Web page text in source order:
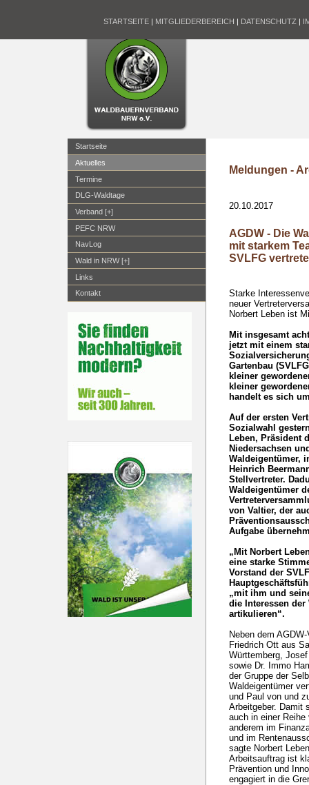
STARTSEITE | MITGLIEDERBEREICH | DATENSCHUTZ |
Startseite
Aktuelles
Termine
DLG-Waldtage
Verband [+]
PEFC NRW
NavLog
Wald in NRW [+]
Links
Kontakt
Meldungen -
20.10.2017
AGDW - Die
mit starkem
SVLFG
Starke
neuer
Norbert Leben ist
Mit insgesamt
jetzt mit einem
Gartenbau
kleiner
kleiner
handelt es sich
Auf der ersten
Sozialwahl
Leben, Präsident
Niedersachsen
Waldeigentümer,
Heinrich
Stellvertreter.
Waldeigentümer
von Valtier, der
Aufgabe
„Mit Norbert
eine starke
Vorstand der
„mit ihm und
die Interessen
artikulieren“.
Neben dem
Friedrich Ott aus
Württemberg,
sowie Dr. Immo
der Gruppe der
Waldeigentümer
und Paul von und
Arbeitgeber. Damit
auch in einer
anderem im
und im
sagte Norbert
Arbeitsauftrag ist
Prävention und
engagiert in die